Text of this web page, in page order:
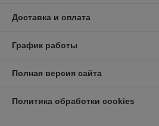
Доставка и оплата
График работы
Полная версия сайта
Политика обработки cookies